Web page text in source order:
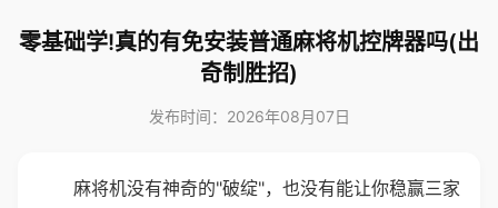
零基础学!真的有免安装普通麻将机控牌器吗(出
奇制胜招)
发布时间：2026年08月07日
麻将机没有神奇的"破绽"，也没有能让你稳赢三家